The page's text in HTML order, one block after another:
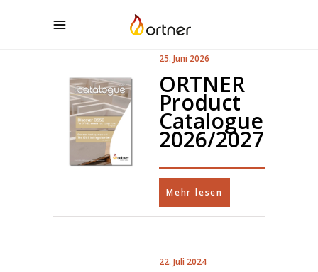
25. Juni 2026
ORTNER
Product
Catalogue
2026/2027
Mehr lesen
22. Juli 2024